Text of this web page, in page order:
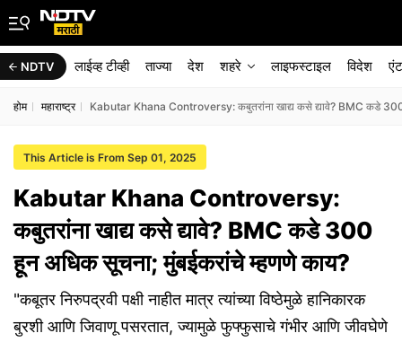
NDTV लाईव्ह टीव्ही ताज्या देश शहरे लाइफस्टाइल विदेश
होम महाराष्ट्र Kabutar Khana Controversy: कबुतरांना खाद्य कसे द्यावे? BMC कडे
This Article is From Sep 01, 2025
Kabutar Khana Controversy:
कबुतरांना खाद्य कसे द्यावे? BMC कडे 300
हून अधिक सूचना; मुंबईकरांचे म्हणणे काय?
"कबूतर निरुपद्रवी पक्षी नाहीत मात्र त्यांच्या विष्ठेमुळे हानिकारक
बुरशी आणि जिवाणू पसरतात, ज्यामुळे फुफ्फुसाचे गंभीर आणि जीवघेणे